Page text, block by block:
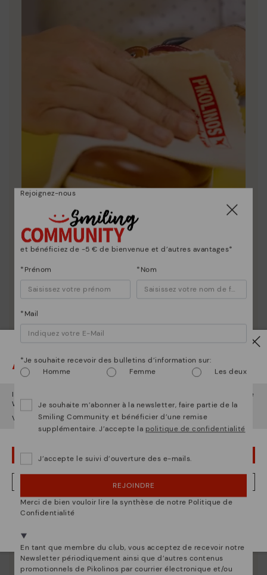
Entretien des chaussures
Découvrez suite
Nous vous donnons les clés pour nettoyer et
entretenir vos chaussures Pikolinos afin qu'elles
restent aussi belles qu'au premier jour.
Attention !
Il semble que vous êtes en
et vous allez accéder au site
Web deFrance.
Voulez-vous aller sur le site Web deÉtats-Unis ?
OUPS... JE ME SUIS TROMPÉ, JE VEUX RESTER EN ÉTATS-UNIS
NON, JE VEUX ALLER SUR LE SITE WEB DU FRANCE
Nous sommes présents dans plus de 29 boutiques
Rejoignez-nous
et bénéficiez de -5 € de bienvenue et d’autres avantages*
*Prénom *Nom
*Mail
*Je souhaite recevoir des bulletins d’information sur:
Homme
Femme Les deux
Je souhaite m’abonner à la newsletter, faire partie de la
Smiling Community et bénéficier d’une remise
supplémentaire. J’accepte la politique de confidentialité
J’accepte le suivi d’ouverture des e-mails.
REJOINDRE
Merci de bien vouloir lire la synthèse de notre Politique de
Confidentialité
En tant que membre du club, vous acceptez de recevoir notre
Newsletter périodiquement ainsi que d’autres contenus
promotionnels de Pikolinos par courrier électronique et/ou